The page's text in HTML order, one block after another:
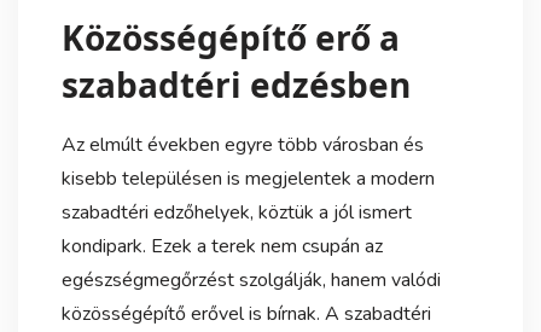
Közösségépítő erő a
szabadtéri edzésben
Az elmúlt években egyre több városban és
kisebb településen is megjelentek a modern
szabadtéri edzőhelyek, köztük a jól ismert
kondipark. Ezek a terek nem csupán az
egészségmegőrzést szolgálják, hanem valódi
közösségépítő erővel is bírnak. A szabadtéri